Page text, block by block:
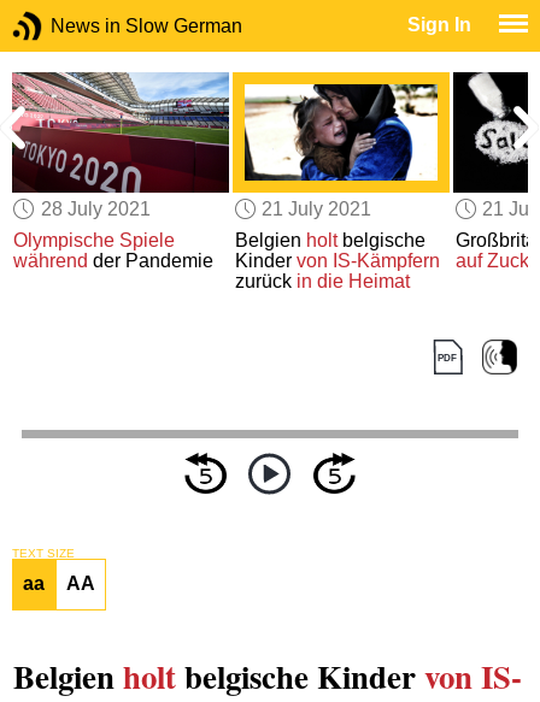
News in Slow German Sign In
28 July 2021
Olympische Spiele
während der Pandemie
21 July 2021
Belgien holtbelgische
Kinder von IS-Kämpfern
zurück in die Heimat
21
auf
TEXT SIZE
aa AA
Belgienholtbelgische Kindervon IS-